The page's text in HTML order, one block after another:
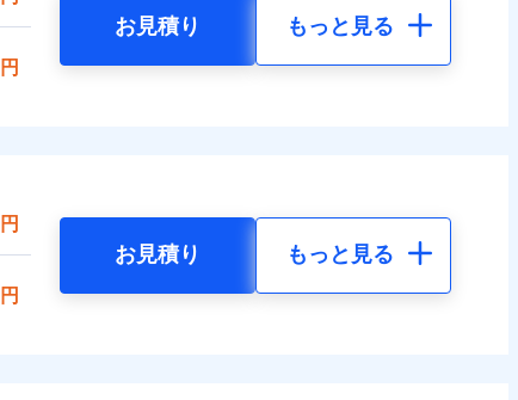
円
お見積り もっと見る
円
円
お見積り もっと見る